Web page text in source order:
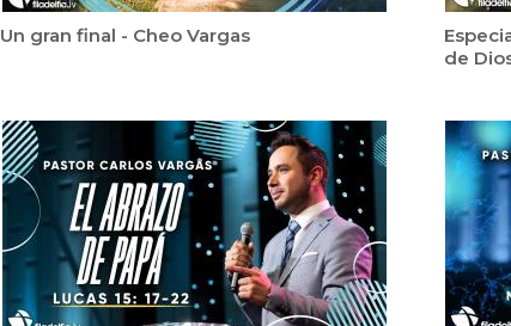
Un gran final - Cheo Vargas
de